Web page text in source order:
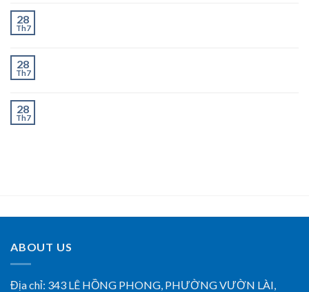
28
Th7
28
Th7
28
Th7
ABOUT US
Địa chỉ: 343 LÊ HỒNG PHONG, PHƯỜNG VƯỜN LÀI,